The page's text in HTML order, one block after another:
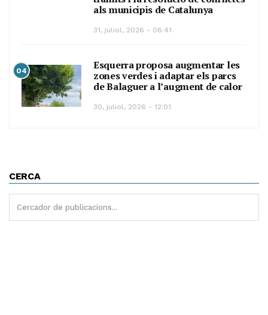
als municipis de Catalunya
31, juliol, 2026 - 08:41
04
Esquerra proposa augmentar les
zones verdes i adaptar els parcs
de Balaguer a l’augment de calor
30, juliol, 2026 - 12:01
CERCA